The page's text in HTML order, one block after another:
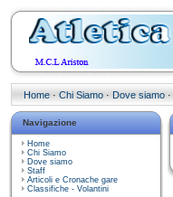
Home · Chi Siamo · Dove siamo ·
Navigazione
Home
Chi Siamo
Dove siamo
Staff
Articoli e Cronache gare
Classifiche - Volantini